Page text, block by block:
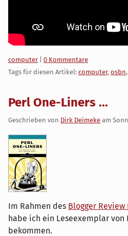
Kategorien:
computer
0 Kommentare
Tags für diesen Artikel: computer, osbn,
Perl One-Liners ...
Geschrieben von Dirk Deimeke am
Im Rahmen des Blogger Review
habe ich ein Leseexemplar von
bekommen.